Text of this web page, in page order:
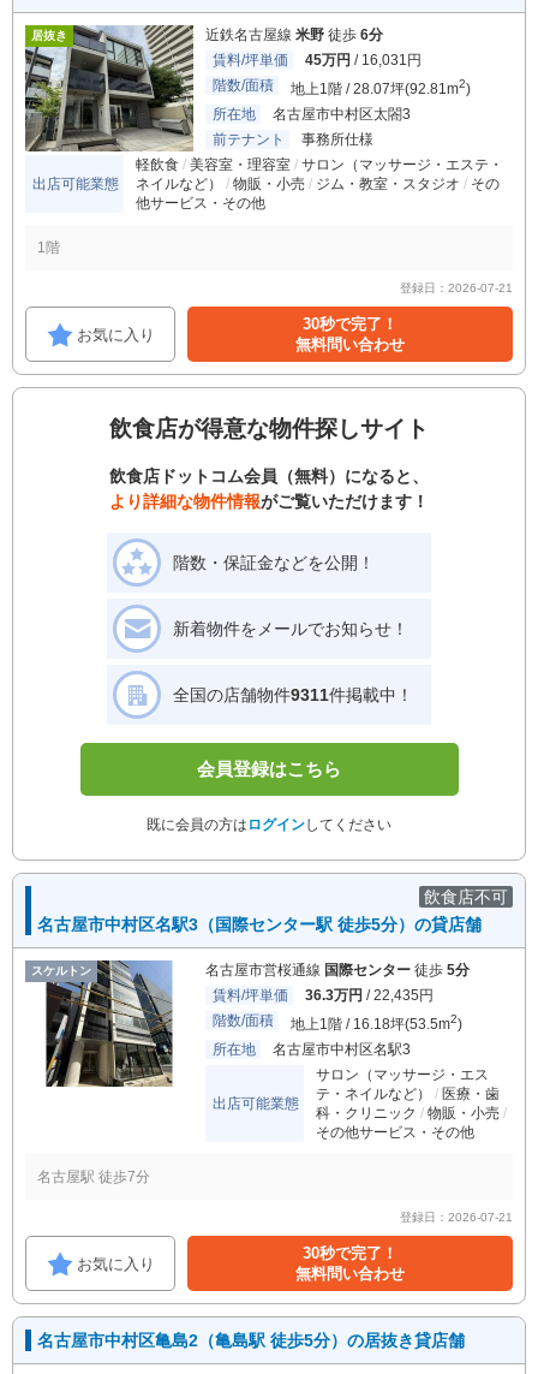
居抜き 近鉄名古屋線 米野 徒歩 6分
賃料/坪単価
45万円 / 16,031円
階数/面積
地上1階 / 28.07坪(92.81m2)
所在地
名古屋市中村区太閤3
前テナント
事務所仕様
出店可能業態
軽飲食 美容室・理容室
サロン（マッサージ・エステ・
ネイルなど）
物販・小売 ジム・教室・スタジオ
その
他サービス・その他
1階
登録日：2026-07-21
お気に入り
30秒で完了！
無料問い合わせ
飲食店が得意な物件探しサイト
飲食店ドットコム会員（無料）になると、
より詳細な物件情報がご覧いただけます！
階数・保証金などを公開！
新着物件をメールでお知らせ！
全国の店舗物件9311件掲載中！
会員登録はこちら
既に会員の方は ログインしてください
飲食店不可
名古屋市中村区名駅3（国際センター駅 徒歩5分）の貸店舗
スケルトン 名古屋市営桜通線 国際センター 徒歩 5分
賃料/坪単価
36.3万円 / 22,435円
階数/面積
地上1階 / 16.18坪(53.5m2)
所在地
名古屋市中村区名駅3
出店可能業態
サロン（マッサージ・エス
テ・ネイルなど）
医療・歯
科・クリニック
物販・小売
その他サービス・その他
名古屋駅 徒歩7分
登録日：2026-07-21
お気に入り
30秒で完了！
無料問い合わせ
名古屋市中村区亀島2（亀島駅 徒歩5分）の居抜き貸店舗